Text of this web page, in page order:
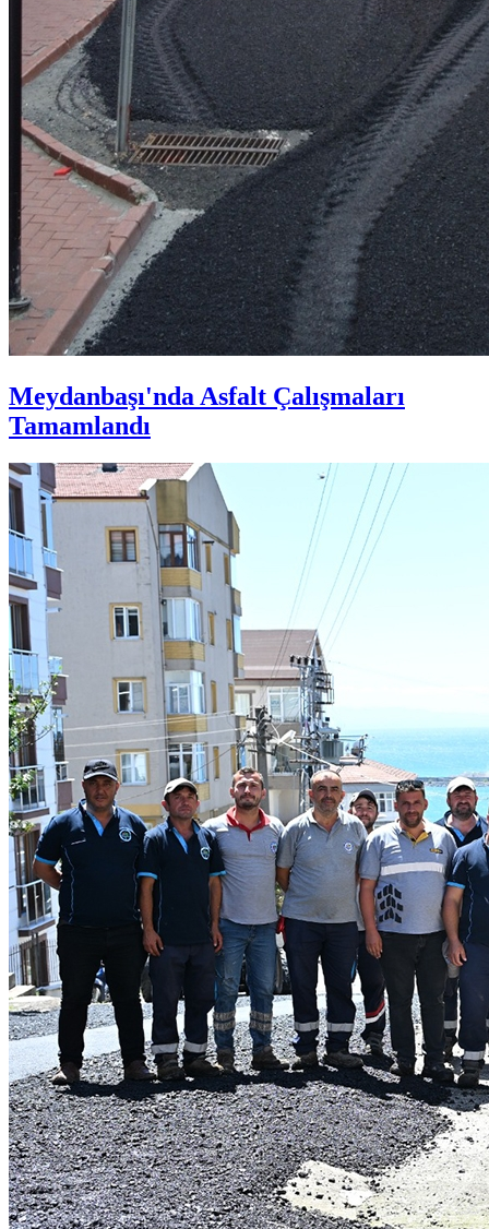
Meydanbaşı'nda Asfalt Çalışmaları
Tamamlandı